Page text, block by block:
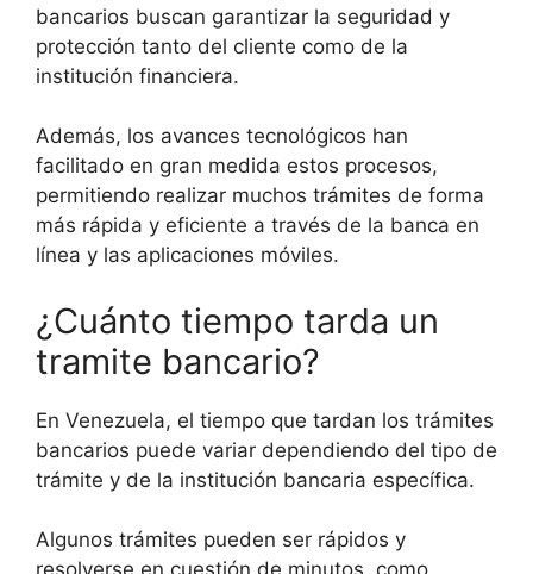
bancarios buscan garantizar la seguridad y
protección tanto del cliente como de la
institución financiera.
Además, los avances tecnológicos han
facilitado en gran medida estos procesos,
permitiendo realizar muchos trámites de forma
más rápida y eficiente a través de la banca en
línea y las aplicaciones móviles.
¿Cuánto tiempo tarda un
tramite bancario?
En Venezuela, el tiempo que tardan los trámites
bancarios puede variar dependiendo del tipo de
trámite y de la institución bancaria específica.
Algunos trámites pueden ser rápidos y
resolverse en cuestión de minutos, como